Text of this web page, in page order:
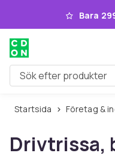
Hoppa till Bara
Sök efter produkter
Startsida Företag &
Drivtrissa,